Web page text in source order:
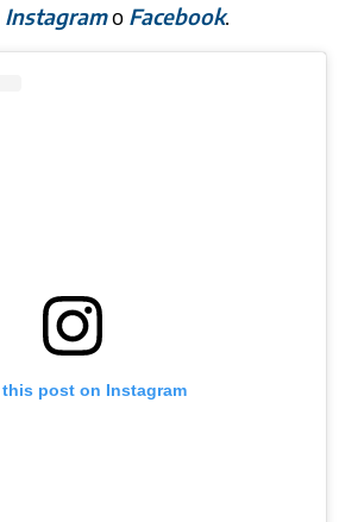
Instagramo Facebook.
this post on Instagram